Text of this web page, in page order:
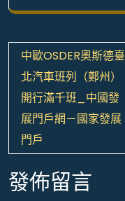
文
章
導
覽
中歐OSDER奧斯德臺
北汽車班列（鄭州）
開行滿千班_中國發
展門戶網－國家發展
門戶
發佈留言